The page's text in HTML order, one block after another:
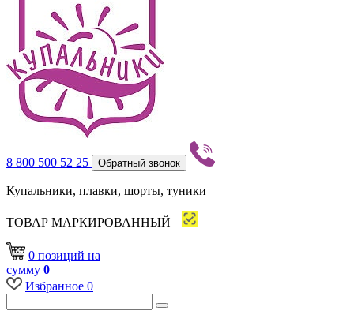
8 800 500 52 25 Обратный звонок
Купальники, плавки, шорты, туники
ТОВАР МАРКИРОВАННЫЙ
0 позиций на
сумму 0
Избранное 0